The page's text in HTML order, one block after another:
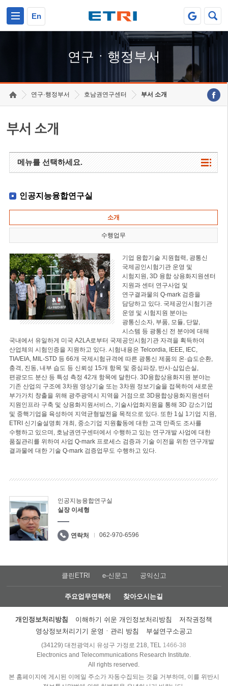
En
연구ㆍ행정부서
연구·행정부서 호남권연구센터 부서 소개
부서 소개
메뉴를 선택하세요.
인공지능융합연구실
소개
수행업무
기업 융합기술 지원협력, 광통신
국제공인시험기관 운영 및
시험지원, 3D 융합 상용화지원센터
지원과 센터 연구사업 및
연구결과물의 Q-mark 검증을
담당하고 있다. 국제공인시험기관
운영 및 시험지원 분야는
광통신소자, 부품, 모듈, 단말,
시스템 등 광통신 전 분야에 대해
국내에서 유일하게 미국 A2LA로부터 국제공인시험기관 자격을 획득하여
산업체의 시험인증을 지원하고 있다. 시험내용은 Telcordia, IEEE, IEC,
TIA/EIA, MIL-STD 등 66개 국제시험규격에 따른 광통신 제품의 온·습도순환,
충격, 진동, 내부 습도 등 신뢰성 15개 항목 및 중심파장, 반사·삽입손실,
편광모드 분산 등 특성 측정 42개 항목에 달한다. 3D융합상용화지원 분야는
기존 산업의 구조에 3차원 영상기술 또는 3차원 정보기술을 접목하여 새로운
부가가치 창출을 위해 광주광역시 지역을 거점으로 3D융합상용화지원센터
지원인프라 구축 및 상용화지원서비스, 기술사업화지원을 통해 3D 강소기업
및 중핵기업을 육성하여 지역균형발전을 목적으로 있다. 또한 1실 1기업 지원,
ETRI 신기술설명회 개최, 중소기업 지원활동에 대한 고객 만족도 조사를
수행하고 있으며, 호남권연구센터에서 수행하고 있는 연구개발 사업에 대한
품질관리를 위하여 사업 Q-mark 프로세스 검증과 기술 이전을 위한 연구개발
결과물에 대한 기술 Q-mark 검증업무도 수행하고 있다.
인공지능융합연구실
실장 이세형
연락처 062-970-6596
클린ETRI e-신문고 공익신고
주요업무연락처 찾아오시는길
개인정보처리방침 이해하기 쉬운 개인정보처리방침
저작권정책
영상정보처리기기 운영ㆍ관리 방침
부설연구소공고
(34129) 대전광역시 유성구 가정로 218, TEL 1466-38
Electronics and Telecommunications Research Institute.
All rights reserved.
본 홈페이지에 게시된 이메일 주소가 자동수집되는 것을 거부하며, 이를 위반시